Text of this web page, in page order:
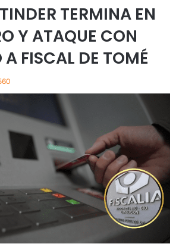
TERMINA EN
Y ATAQUE CON
FISCAL DE TOMÉ